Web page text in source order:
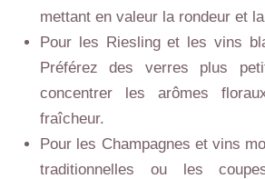
mettant en valeur la rondeur et
Pour les Riesling et les vins
Préférez des verres plus
concentrer les arômes
fraîcheur.
Pour les Champagnes et vins
traditionnelles ou les